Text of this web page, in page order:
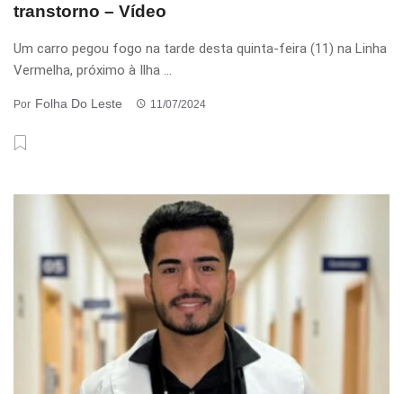
transtorno – Vídeo
Um carro pegou fogo na tarde desta quinta-feira (11) na Linha
Vermelha, próximo à Ilha ...
Por Folha Do Leste 11/07/2024